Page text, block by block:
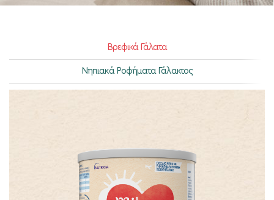
Βρεφικά Γάλατα
Νηπιακά Ροφήματα Γάλακτος